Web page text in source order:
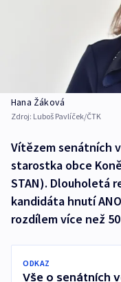
Hana Žáková
Zdroj: Luboš Pavlíček/ČTK
Vítězem senátních
starostka obce
STAN). Dlouholetá
kandidáta hnutí
rozdílem více než
ODKAZ
Vše o senátních